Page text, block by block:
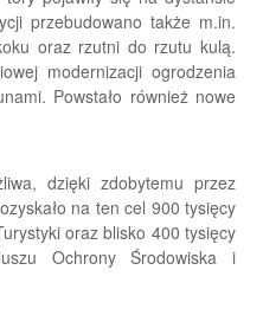
przebudowano także m.in.
oraz rzutni do rzutu kulą.
modernizacji ogrodzenia
Powstało również nowe
dzięki zdobytemu przez
na ten cel 900 tysięcy
oraz blisko 400 tysięcy
Ochrony Środowiska i